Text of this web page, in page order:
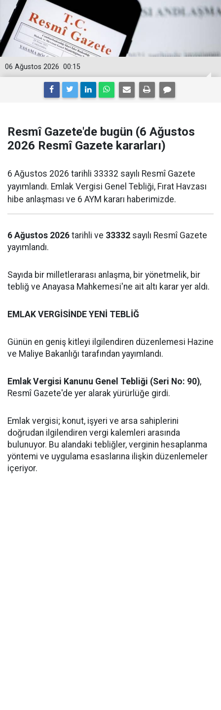
00:15
06 Ağustos 2026
Resmî Gazete'de bugün (6 Ağustos
2026 Resmî Gazete kararları)
6 Ağustos 2026 tarihli 33332 sayılı Resmî Gazete
yayımlandı. Emlak Vergisi Genel Tebliği, Fırat Havzası
hibe anlaşması ve 6 AYM kararı haberimizde.
6 Ağustos 2026 tarihli ve 33332 sayılı Resmî Gazete
yayımlandı.
Sayıda bir milletlerarası anlaşma, bir yönetmelik, bir
tebliğ ve Anayasa Mahkemesi'ne ait altı karar yer aldı.
EMLAK VERGİSİNDE YENİ TEBLİĞ
Günün en geniş kitleyi ilgilendiren düzenlemesi Hazine
ve Maliye Bakanlığı tarafından yayımlandı.
Emlak Vergisi Kanunu Genel Tebliği (Seri No: 90),
Resmî Gazete'de yer alarak yürürlüğe girdi.
Emlak vergisi; konut, işyeri ve arsa sahiplerini
doğrudan ilgilendiren vergi kalemleri arasında
bulunuyor. Bu alandaki tebliğler, verginin hesaplanma
yöntemi ve uygulama esaslarına ilişkin düzenlemeler
içeriyor.